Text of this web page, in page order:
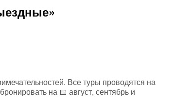
Все туры проводятся на
на 📅 август, сентябрь и